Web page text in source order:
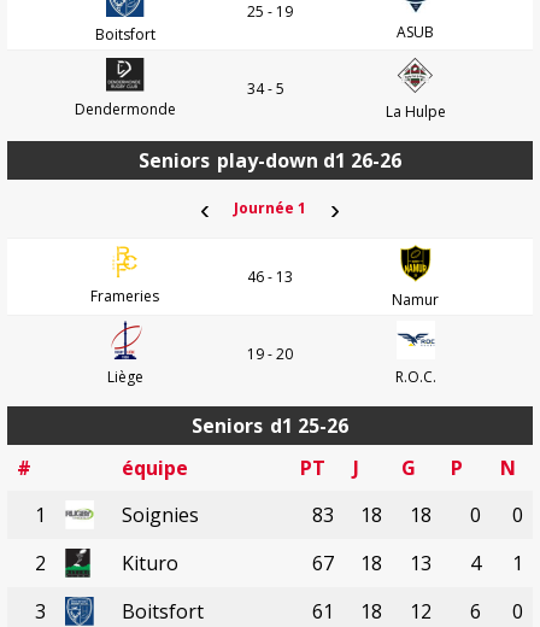
Boitsfort
25 - 19
ASUB
Dendermonde
34 - 5
La Hulpe
Seniors play-down d1 26-26
‹ Journée 1 ›
Frameries
46 - 13
Namur
Liège
19 - 20
R.O.C.
Seniors d1 25-26
#
équipe PT J G P
N
1
Soignies 83 18 18 0
0
2
Kituro 67 18 13 4
1
3
Boitsfort 61 18 12 6
0